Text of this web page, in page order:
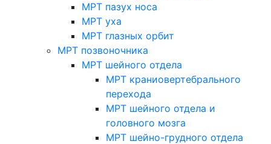
МРТ пазух носа
МРТ уха
МРТ глазных орбит
МРТ позвоночника
МРТ шейного отдела
МРТ краниовертебрального
перехода
МРТ шейного отдела и
головного мозга
МРТ шейно-грудного отдела